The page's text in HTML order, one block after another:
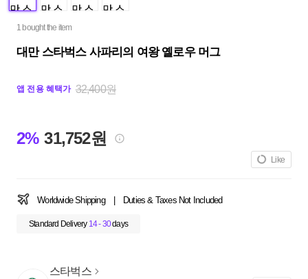
1 bought the item
대만 스타벅스 사파리의 여왕 옐로우 머그
앱 전용 혜택가 32,400원
2% 31,752원
Like
Worldwide Shipping Duties & Taxes Not Included
Standard Delivery 14 - 30days
스타벅스